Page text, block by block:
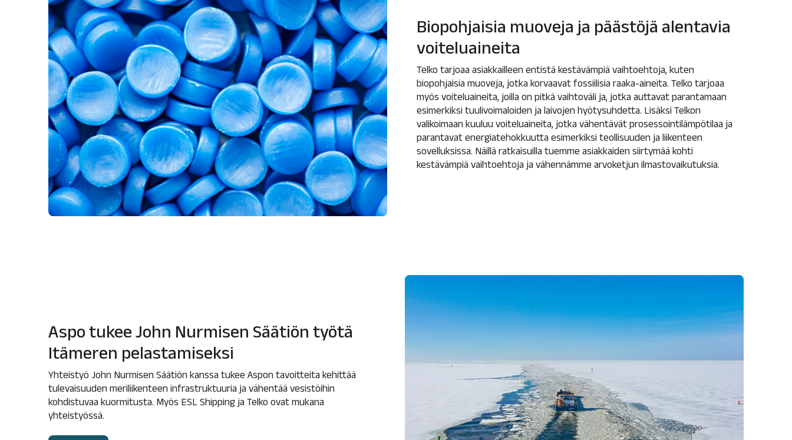
Biopohjaisia muoveja ja päästöjä alentavia
voiteluaineita
Telko tarjoaa asiakkailleen entistä kestävämpiä vaihtoehtoja, kuten
biopohjaisia muoveja, jotka korvaavat fossiilisia raaka-aineita. Telko tarjoaa
myös voiteluaineita, joilla on pitkä vaihtoväli ja, jotka auttavat parantamaan
esimerkiksi tuulivoimaloiden ja laivojen hyötysuhdetta. Lisäksi Telkon
valikoimaan kuuluu voiteluaineita, jotka vähentävät prosessointilämpötilaa ja
parantavat energiatehokkuutta esimerkiksi teollisuuden ja liikenteen
sovelluksissa. Näillä ratkaisuilla tuemme asiakkaiden siirtymää kohti
kestävämpiä vaihtoehtoja ja vähennämme arvoketjun ilmastovaikutuksia.
Aspo tukee John Nurmisen Säätiön työtä
Itämeren pelastamiseksi
Yhteistyö John Nurmisen Säätiön kanssa tukee Aspon tavoitteita kehittää
tulevaisuuden meriliikenteen infrastruktuuria ja vähentää vesistöihin
kohdistuvaa kuormitusta. Myös ESL Shipping ja Telko ovat mukana
yhteistyössä.